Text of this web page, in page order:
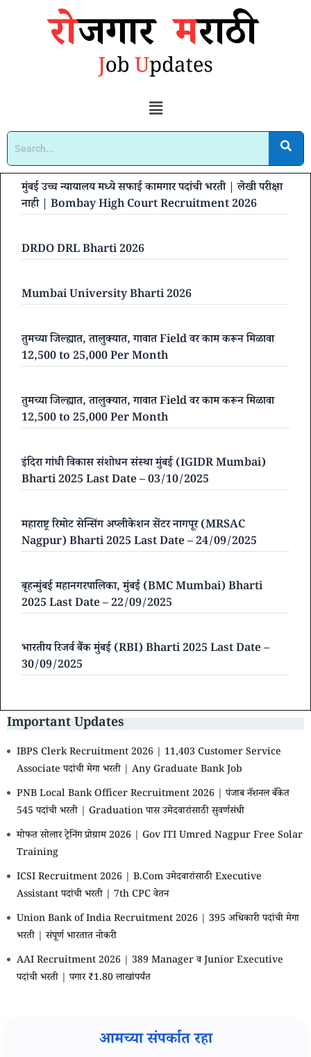
मुंबई उच्च न्यायालय मध्ये सफाई कामगार पदांची भरती | लेखी परीक्षा
नाही | Bombay High Court Recruitment 2026
DRDO DRL Bharti 2026
Mumbai University Bharti 2026
तुमच्या जिल्ह्यात, तालुक्यात, गावात Field वर काम करून मिळावा
12,500 to 25,000 Per Month
तुमच्या जिल्ह्यात, तालुक्यात, गावात Field वर काम करून मिळावा
12,500 to 25,000 Per Month
इंदिरा गांधी विकास संशोधन संस्था मुंबई (IGIDR Mumbai)
Bharti 2025 Last Date – 03/10/2025
महाराष्ट्र रिमोट सेन्सिंग अप्लीकेशन सेंटर नागपूर (MRSAC
Nagpur) Bharti 2025 Last Date – 24/09/2025
बृहन्मुंबई महानगरपालिका, मुंबई (BMC Mumbai) Bharti
2025 Last Date – 22/09/2025
भारतीय रिजर्व बैंक मुंबई (RBI) Bharti 2025 Last Date –
30/09/2025
Important Updates
IBPS Clerk Recruitment 2026 | 11,403 Customer Service
Associate पदांची मेगा भरती | Any Graduate Bank Job
PNB Local Bank Officer Recruitment 2026 | पंजाब नॅशनल बँकेत
545 पदांची भरती | Graduation पास उमेदवारांसाठी सुवर्णसंधी
मोफत सोलार ट्रेनिंग प्रोग्राम 2026 | Gov ITI Umred Nagpur Free Solar
Training
ICSI Recruitment 2026 | B.Com उमेदवारांसाठी Executive
Assistant पदांची भरती | 7th CPC वेतन
Union Bank of India Recruitment 2026 | 395 अधिकारी पदांची मेगा
भरती | संपूर्ण भारतात नोकरी
AAI Recruitment 2026 | 389 Manager व Junior Executive
पदांची भरती | पगार ₹1.80 लाखांपर्यंत
आमच्या संपर्कात रहा